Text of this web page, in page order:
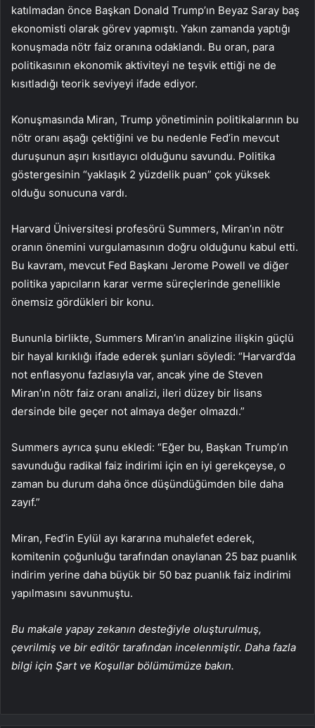
katılmadan önce Başkan Donald Trump’ın Beyaz Saray baş
ekonomisti olarak görev yapmıştı. Yakın zamanda yaptığı
konuşmada nötr faiz oranına odaklandı. Bu oran, para
politikasının ekonomik aktiviteyi ne teşvik ettiği ne de
kısıtladığı teorik seviyeyi ifade ediyor.
Konuşmasında Miran, Trump yönetiminin politikalarının bu
nötr oranı aşağı çektiğini ve bu nedenle Fed’in mevcut
duruşunun aşırı kısıtlayıcı olduğunu savundu. Politika
göstergesinin “yaklaşık 2 yüzdelik puan” çok yüksek
olduğu sonucuna vardı.
Harvard Üniversitesi profesörü Summers, Miran’ın nötr
oranın önemini vurgulamasının doğru olduğunu kabul etti.
Bu kavram, mevcut Fed Başkanı Jerome Powell ve diğer
politika yapıcıların karar verme süreçlerinde genellikle
önemsiz gördükleri bir konu.
Bununla birlikte, Summers Miran’ın analizine ilişkin güçlü
bir hayal kırıklığı ifade ederek şunları söyledi: “Harvard’da
not enflasyonu fazlasıyla var, ancak yine de Steven
Miran’ın nötr faiz oranı analizi, ileri düzey bir lisans
dersinde bile geçer not almaya değer olmazdı.”
Summers ayrıca şunu ekledi: “Eğer bu, Başkan Trump’ın
savunduğu radikal faiz indirimi için en iyi gerekçeyse, o
zaman bu durum daha önce düşündüğümden bile daha
zayıf.”
Miran, Fed’in Eylül ayı kararına muhalefet ederek,
komitenin çoğunluğu tarafından onaylanan 25 baz puanlık
indirim yerine daha büyük bir 50 baz puanlık faiz indirimi
yapılmasını savunmuştu.
Bu makale yapay zekanın desteğiyle oluşturulmuş,
çevrilmiş ve bir editör tarafından incelenmiştir. Daha fazla
bilgi için Şart ve Koşullar bölümümüze bakın.